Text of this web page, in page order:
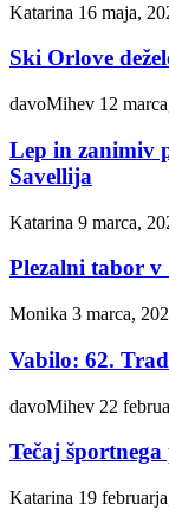
Katarina 16 maja,
Ski Orlove
davoMihev 12
Lep in zanimiv
Savellija
Katarina 9 marca,
Plezalni tabor
Monika 3 marca,
Vabilo: 62.
davoMihev 22
Tečaj
Katarina 19